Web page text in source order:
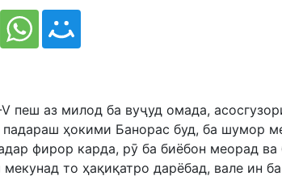
пеш аз милод ба вуҷуд омада,
ҳокими Банорас буд, ба шумор
фирор карда, рӯ ба биёбон меорад
то ҳақиқатро дарёбад, вале ин